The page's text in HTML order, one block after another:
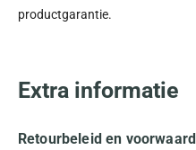
productgarantie.
Extra informatie
Retourbeleid en